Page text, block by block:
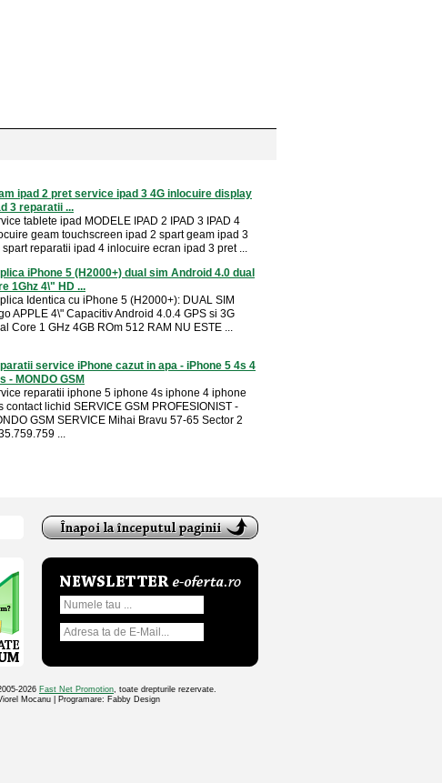
ipad 2 pret service ipad 3 4G inlocuire display
3 reparatii ...
tablete ipad MODELE IPAD 2 IPAD 3 IPAD 4
geam touchscreen ipad 2 spart geam ipad 3
spart reparatii ipad 4 inlocuire ecran ipad 3 pret ...
iPhone 5 (H2000+) dual sim Android 4.0 dual
1Ghz 4\" HD ...
Identica cu iPhone 5 (H2000+): DUAL SIM
APPLE 4\" Capacitiv Android 4.0.4 GPS si 3G
Core 1 GHz 4GB ROm 512 RAM NU ESTE ...
service iPhone cazut in apa - iPhone 5 4s 4
- MONDO GSM
reparatii iphone 5 iphone 4s iphone 4 iphone
contact lichid SERVICE GSM PROFESIONIST -
GSM SERVICE Mihai Bravu 57-65 Sector 2
...
2026 Fast Net Promotion, toate drepturile rezervate.
Mocanu | Programare: Fabby Design